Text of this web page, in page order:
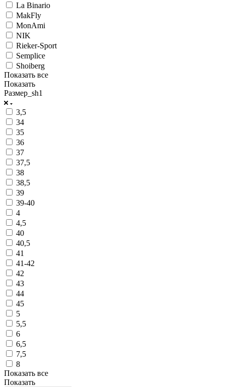
La Binario
MakFly
MonAmi
NIK
Rieker-Sport
Semplice
Shoiberg
Показать все
Показать
Размер_sh1
3,5
34
35
36
37
37,5
38
38,5
39
39-40
4
4,5
40
40,5
41
41-42
42
43
44
45
5
5,5
6
6,5
7,5
8
Показать все
Показать